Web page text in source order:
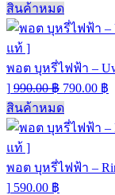
สินค้าหมด
พอต บุหรี่ไฟฟ้า –
] 990.00฿ 790.00 ฿
สินค้าหมด
พอต บุหรี่ไฟฟ้า –
] 590.00 ฿